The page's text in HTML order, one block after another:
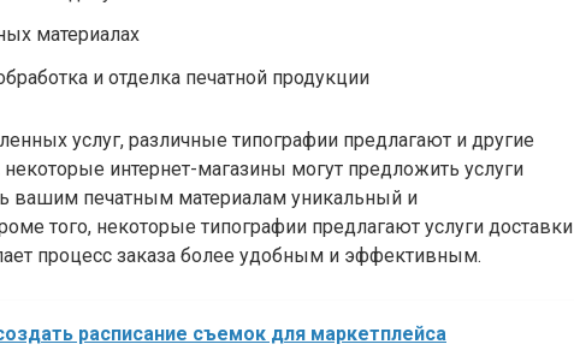
материалах
и отделка печатной продукции
услуг, различные типографии предлагают и другие
интернет-магазины могут предложить услуги
вашим печатным материалам уникальный и
того, некоторые типографии предлагают услуги доставки
процесс заказа более удобным и эффективным.
расписание съемок для маркетплейса